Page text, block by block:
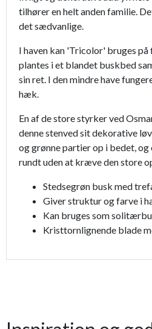
tilhører en helt anden familie.
det sædvanlige.
I haven kan 'Tricolor' bruges
plantes i et blandet buskbed
sin ret. I den mindre have
hæk.
En af de store styrker ved
denne stenved sit dekorative
og grønne partier op i bedet,
rundt uden at kræve den store
Stedsegrøn busk med
Giver struktur og farve i
Kan bruges som
Kristtornlignende blade